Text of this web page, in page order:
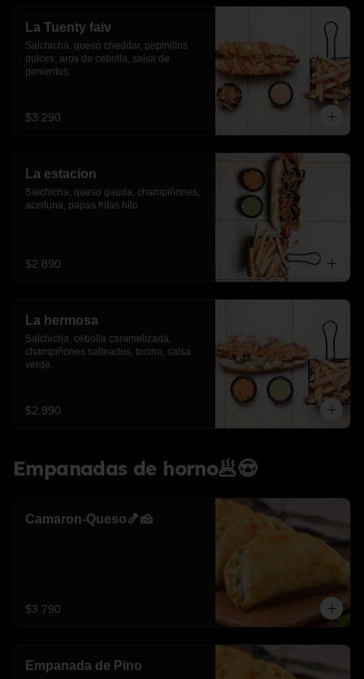
La Tuenty faiv
Salchicha, queso cheddar, pepinillos
dulces, aros de cebolla, salsa de
pimientos.
$3.290
La estacion
Salchicha, queso gauda, champiñones,
aceituna, papas fritas hilo
$2.890
La hermosa
Salchicha, cebolla caramelizada,
champiñones salteados, tocino, salsa
verde.
$2.990
Empanadas de horno🥟😍
Camaron-Queso🍤🧀
$3.790
Empanada de Pino